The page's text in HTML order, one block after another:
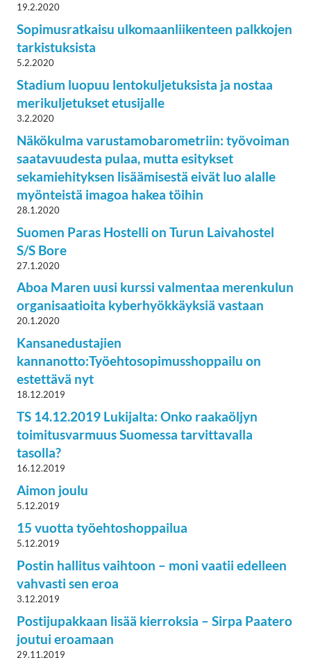
19.2.2020
Sopimusratkaisu ulkomaanliikenteen palkkojen
tarkistuksista
5.2.2020
Stadium luopuu lentokuljetuksista ja nostaa
merikuljetukset etusijalle
3.2.2020
Näkökulma varustamobarometriin: työvoiman
saatavuudesta pulaa, mutta esitykset
sekamiehityksen lisäämisestä eivät luo alalle
myönteistä imagoa hakea töihin
28.1.2020
Suomen Paras Hostelli on Turun Laivahostel
S/S Bore
27.1.2020
Aboa Maren uusi kurssi valmentaa merenkulun
organisaatioita kyberhyökkäyksiä vastaan
20.1.2020
Kansanedustajien
kannanotto:Työehtosopimusshoppailu on
estettävä nyt
18.12.2019
TS 14.12.2019 Lukijalta: Onko raakaöljyn
toimitusvarmuus Suomessa tarvittavalla
tasolla?
16.12.2019
Aimon joulu
5.12.2019
15 vuotta työehtoshoppailua
5.12.2019
Postin hallitus vaihtoon – moni vaatii edelleen
vahvasti sen eroa
3.12.2019
Postijupakkaan lisää kierroksia – Sirpa Paatero
joutui eroamaan
29.11.2019